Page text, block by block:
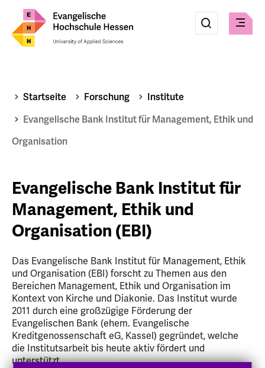
Suche
absenden
Menü
Startseite Forschung
Institute
Evangelische Bank Institut für Management, Ethik und
Organisation
Evangelische Bank Institut für
Management, Ethik und
Organisation (EBI)
Das Evangelische Bank Institut für Management, Ethik
und Organisation (EBI) forscht zu Themen aus den
Bereichen Management, Ethik und Organisation im
Kontext von Kirche und Diakonie. Das Institut wurde
2011 durch eine großzügige Förderung der
Evangelischen Bank (ehem. Evangelische
Kreditgenossenschaft eG, Kassel) gegründet, welche
die Institutsarbeit bis heute aktiv fördert und
unterstützt.